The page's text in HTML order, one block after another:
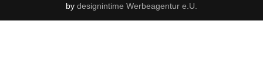
by designintime Werbeagentur e.U.